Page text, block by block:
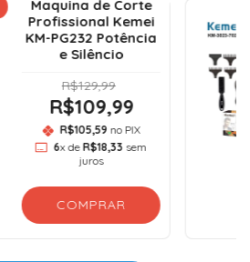
Maquina de Corte
Profissional Kemei
KM-PG232 Potência
e Silêncio
R$129,99
R$109,99
R$105,59 no PIX
6x de R$18,33 sem
juros
COMPRAR